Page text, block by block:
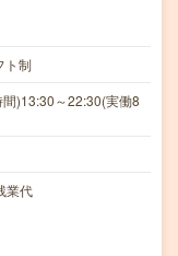
ト制
)13:30～22:30(実働8
業代